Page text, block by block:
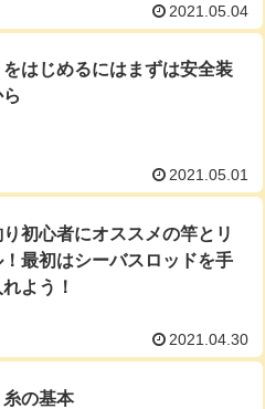
2021.05.04
はじめるにはまずは安全装
2021.05.01
初心者にオススメの竿とリ
！最初はシーバスロッドを手
よう！
2021.04.30
糸の基本